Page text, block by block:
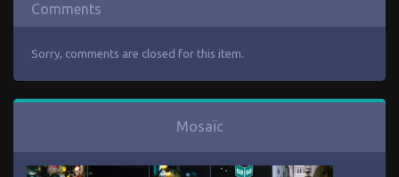
Comments
Sorry, comments are closed for this item.
Mosaïc